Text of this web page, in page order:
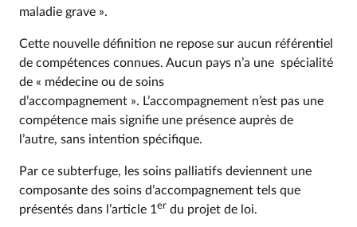
maladie grave ».
Cette nouvelle définition ne repose sur aucun référentiel
de compétences connues. Aucun pays n’a une spécialité
de « médecine ou de soins
d’accompagnement ». L’accompagnement n’est pas une
compétence mais signifie une présence auprès de
l’autre, sans intention spécifique.
Par ce subterfuge, les soins palliatifs deviennent une
composante des soins d’accompagnement tels que
présentés dans l’article 1 er du projet de loi.